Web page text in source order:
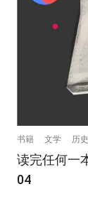
书籍 文学 历史
读完任何一
04